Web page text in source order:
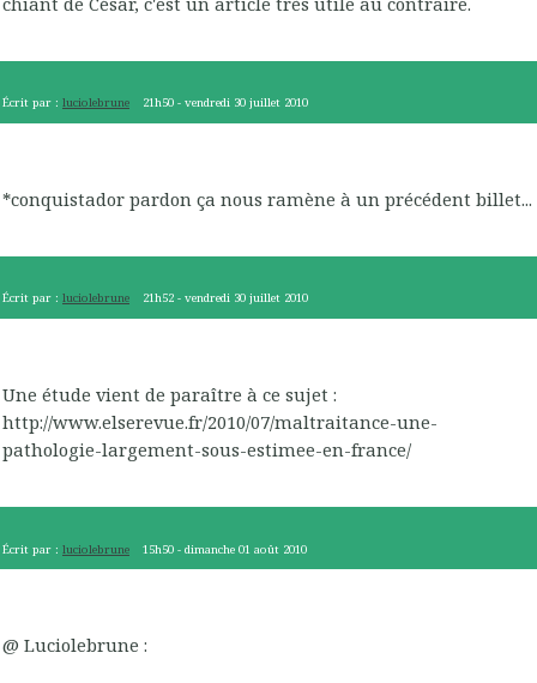
Écrit par : luciolebrune 21h50 -vendredi 30 juillet 2010
*conquistador pardon ça nous ramène à un précédent billet...
Écrit par : luciolebrune 21h52 -vendredi 30 juillet 2010
Une étude vient de paraître à ce sujet :
http://www.elserevue.fr/2010/07/maltraitance-une-
pathologie-largement-sous-estimee-en-france/
Écrit par : luciolebrune 15h50 -dimanche 01 août 2010
@ Luciolebrune :